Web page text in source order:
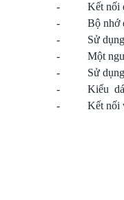
- Kết nối
- Bộ nhớ
- Sử dụng
- Một người
- Sử dụng
- Kiểu dáng
- Kết nối với